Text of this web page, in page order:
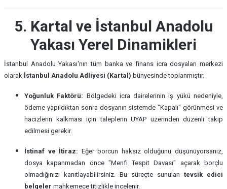
5. Kartal ve İstanbul Anadolu
Yakası Yerel Dinamikleri
İstanbul Anadolu Yakası'nın tüm banka ve finans icra dosyaları merkezi
olarak İstanbul Anadolu Adliyesi (Kartal) bünyesinde toplanmıştır.
Yoğunluk Faktörü: Bölgedeki icra dairelerinin iş yükü nedeniyle,
ödeme yapıldıktan sonra dosyanın sistemde "Kapalı" görünmesi ve
hacizlerin kalkması için taleplerin UYAP üzerinden düzenli takip
edilmesi gerekir.
İstinaf ve İtiraz: Eğer borcun haksız olduğunu düşünüyorsanız,
dosya kapanmadan önce "Menfi Tespit Davası" açarak borçlu
olmadığınızı kanıtlayabilirsiniz. Bu süreçte sunulan tevsik edici
belgeler mahkemece titizlikle incelenir.